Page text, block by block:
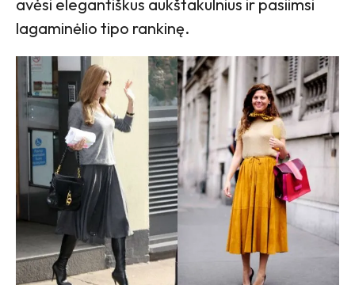
avėsi elegantiškus aukštakulnius ir pasiimsi
lagaminėlio tipo rankinę.